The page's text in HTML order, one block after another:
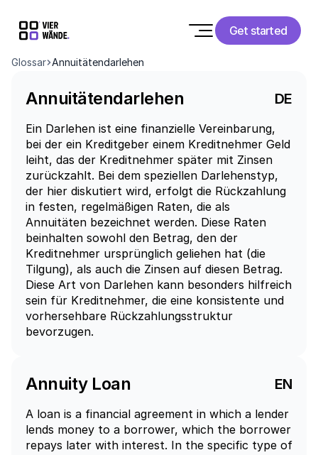
Get started
Glossar Annuitätendarlehen
Annuitätendarlehen DE
Ein Darlehen ist eine finanzielle Vereinbarung,
bei der ein Kreditgeber einem Kreditnehmer Geld
leiht, das der Kreditnehmer später mit Zinsen
zurückzahlt. Bei dem speziellen Darlehenstyp,
der hier diskutiert wird, erfolgt die Rückzahlung
in festen, regelmäßigen Raten, die als
Annuitäten bezeichnet werden. Diese Raten
beinhalten sowohl den Betrag, den der
Kreditnehmer ursprünglich geliehen hat (die
Tilgung), als auch die Zinsen auf diesen Betrag.
Diese Art von Darlehen kann besonders hilfreich
sein für Kreditnehmer, die eine konsistente und
vorhersehbare Rückzahlungsstruktur
bevorzugen.
Annuity Loan EN
A loan is a financial agreement in which a lender
lends money to a borrower, which the borrower
repays later with interest. In the specific type of